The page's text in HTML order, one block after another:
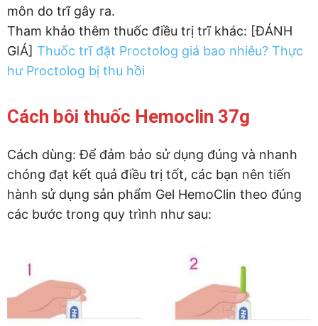
môn do trĩ gây ra.
Tham khảo thêm thuốc điều trị trĩ khác: [ĐÁNH
GIÁ] Thuốc trĩ đặt Proctolog giá bao nhiêu? Thực
hư Proctolog bị thu hồi
Cách bôi thuốc Hemoclin 37g
Cách dùng: Để đảm bảo sử dụng đúng và nhanh
chóng đạt kết quả điều trị tốt, các bạn nên tiến
hành sử dụng sản phẩm Gel HemoClin theo đúng
các bước trong quy trình như sau: